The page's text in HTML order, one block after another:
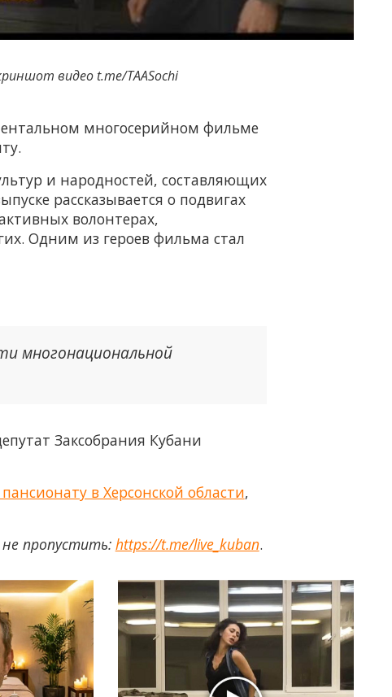
видео t.me/TAASochi
многосерийном фильме
и народностей, составляющих
рассказывается о подвигах
волонтерах,
Одним из героев фильма стал
многонациональной
Заксобрания Кубани
в Херсонской области,
пропустить: https://t.me/live_kuban.